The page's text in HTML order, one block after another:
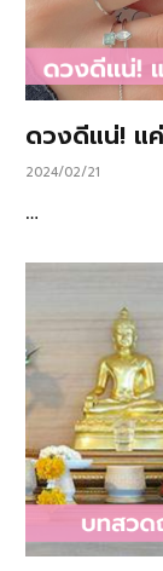
ดวงดีแน่! แ
2024/02/21
…